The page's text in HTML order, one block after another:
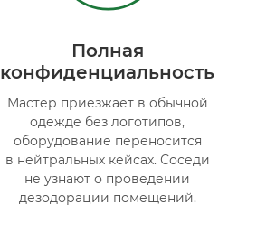
Полная
конфиденциальность
Мастер приезжает в обычной
одежде без логотипов,
оборудование переносится
в нейтральных кейсах. Соседи
не узнают о проведении
дезодорации помещений.